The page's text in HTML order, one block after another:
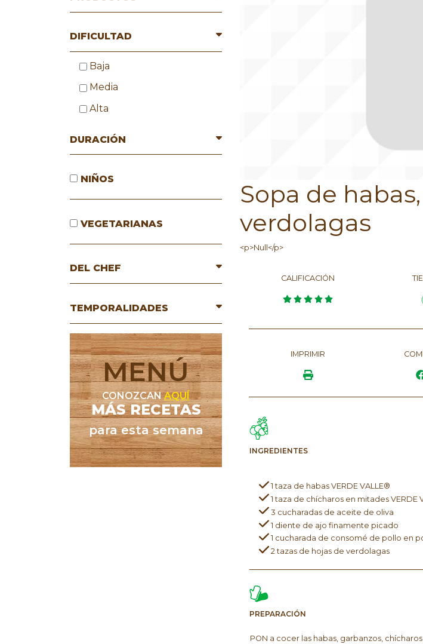
DIFICULTAD
Baja
Media
Alta
DURACIÓN
NIÑOS
VEGETARIANAS
DEL CHEF
TEMPORALIDADES
MENÚ
CONOZCANAQUÍ
MÁS RECETAS
para esta semana
Sopa de
verdolagas
<p>Null</p>
CALIFICACIÓN
IMPRIMIR
INGREDIENTES
1 taza de habas VERDE VALLE®
1 taza de chícharos en mitades VERDE
3 cucharadas de aceite de oliva
1 diente de ajo finamente picado
1 cucharada de consomé de pollo en
2 tazas de hojas de verdolagas
PREPARACIÓN
PON a cocer las habas, garbanzos,